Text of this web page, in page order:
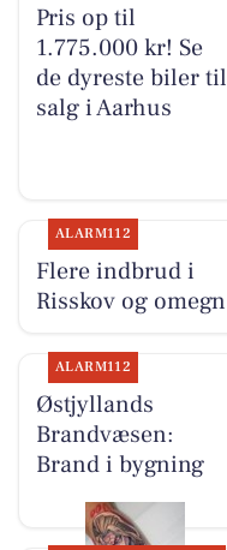
Pris op til
1.775.000 kr! Se
de dyreste biler til
salg i Aarhus
ALARM112
Flere indbrud i
Risskov og omegn
ALARM112
Østjyllands
Brandvæsen:
Brand i bygning